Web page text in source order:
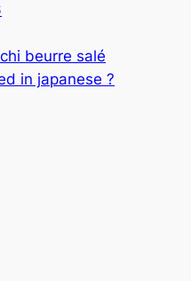
beurre salé
in japanese ?